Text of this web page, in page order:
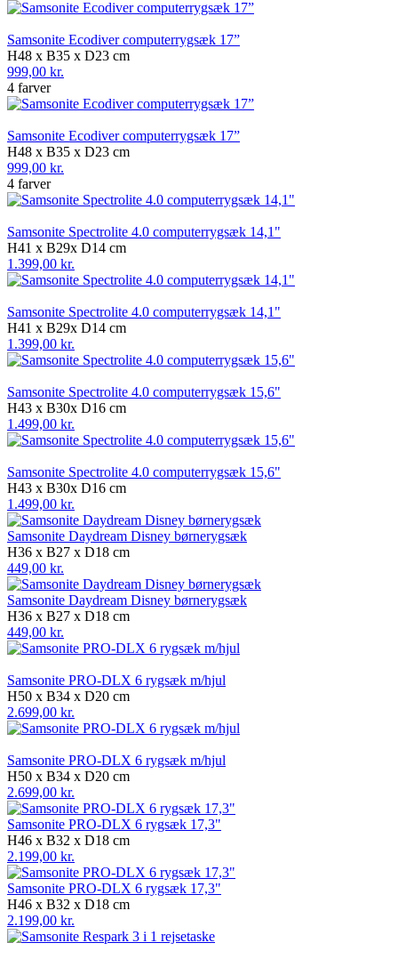
Samsonite Ecodiver computerrygsæk 17”
H48 x B35 x D23 cm
999,00 kr.
4 farver
Samsonite Ecodiver computerrygsæk 17”
H48 x B35 x D23 cm
999,00 kr.
4 farver
Samsonite Spectrolite 4.0 computerrygsæk 14,1"
H41 x B29x D14 cm
1.399,00 kr.
Samsonite Spectrolite 4.0 computerrygsæk 14,1"
H41 x B29x D14 cm
1.399,00 kr.
Samsonite Spectrolite 4.0 computerrygsæk 15,6"
H43 x B30x D16 cm
1.499,00 kr.
Samsonite Spectrolite 4.0 computerrygsæk 15,6"
H43 x B30x D16 cm
1.499,00 kr.
Samsonite Daydream Disney børnerygsæk
H36 x B27 x D18 cm
449,00 kr.
Samsonite Daydream Disney børnerygsæk
H36 x B27 x D18 cm
449,00 kr.
Samsonite PRO-DLX 6 rygsæk m/hjul
H50 x B34 x D20 cm
2.699,00 kr.
Samsonite PRO-DLX 6 rygsæk m/hjul
H50 x B34 x D20 cm
2.699,00 kr.
Samsonite PRO-DLX 6 rygsæk 17,3"
H46 x B32 x D18 cm
2.199,00 kr.
Samsonite PRO-DLX 6 rygsæk 17,3"
H46 x B32 x D18 cm
2.199,00 kr.